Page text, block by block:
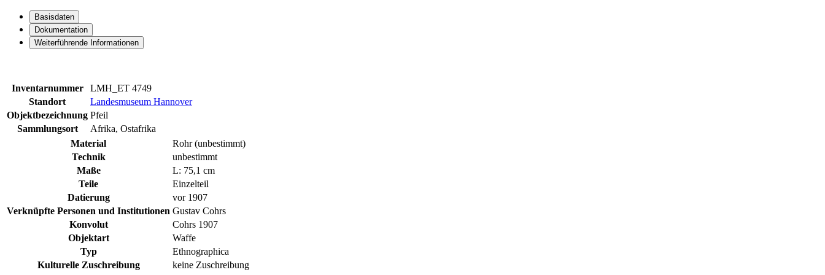
Basisdaten
Dokumentation
Weiterführende Informationen
Inventarnummer
LMH_ET 4749
Standort
Landesmuseum Hannover
Objektbezeichnung Pfeil
Sammlungsort
Afrika, Ostafrika
Material
Rohr (unbestimmt)
Technik
unbestimmt
Maße
L: 75,1 cm
Teile
Einzelteil
Datierung
vor 1907
Verknüpfte Personen und Institutionen Gustav Cohrs
Konvolut
Cohrs 1907
Objektart
Waffe
Typ
Ethnographica
Kulturelle Zuschreibung
keine Zuschreibung